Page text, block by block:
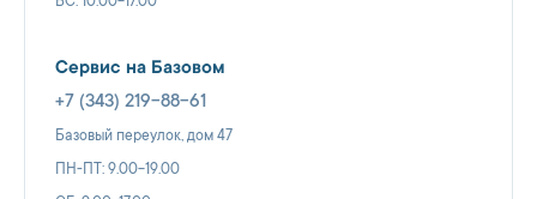
Сервис на Базовом
+7 (343) 219-88-61
Базовый переулок, дом 47
ПН-ПТ: 9.00-19.00